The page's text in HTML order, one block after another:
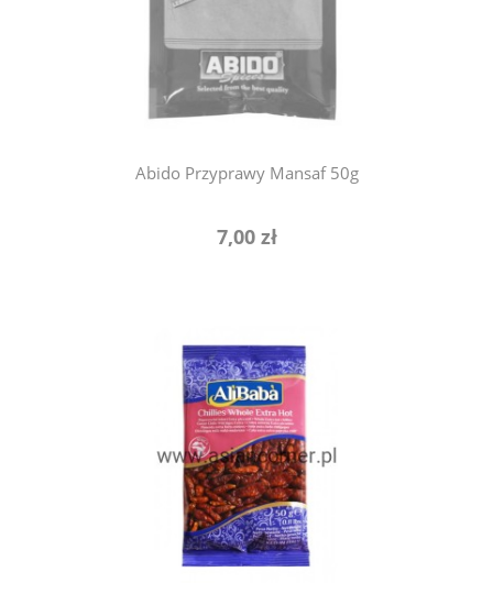
Abido Przyprawy Mansaf 50g
7,00 zł
do koszyka